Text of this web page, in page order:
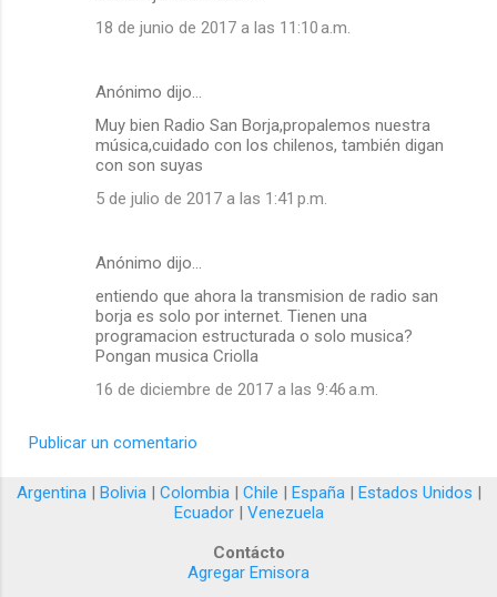
18 de junio de 2017 a las 11:10 a.m.
Anónimo dijo…
Muy bien Radio San Borja,propalemos nuestra
música,cuidado con los chilenos, también digan
con son suyas
5 de julio de 2017 a las 1:41 p.m.
Anónimo dijo…
entiendo que ahora la transmision de radio san
borja es solo por internet. Tienen una
programacion estructurada o solo musica?
Pongan musica Criolla
16 de diciembre de 2017 a las 9:46 a.m.
Publicar un comentario
Argentina | Bolivia | Colombia | Chile | España | Estados Unidos |
Ecuador| Venezuela
Contácto
Agregar Emisora